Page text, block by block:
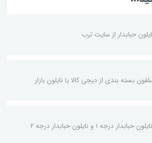
حبابدار از سایت ترب
بسته بندی از دیجی کالا یا نایلون بازار
درجه ۱ و نایلون حبابدار درجه ۲